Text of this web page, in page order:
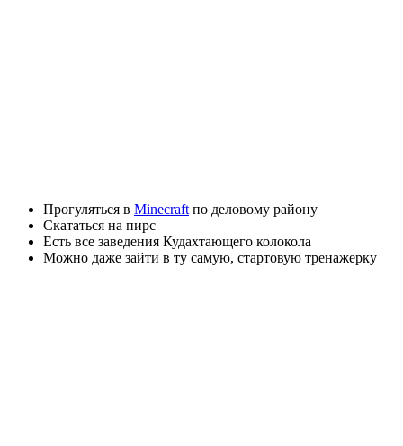
Прогуляться в Minecraft по деловому району
Скататься на пирс
Есть все заведения Кудахтающего колокола
Можно даже зайти в ту самую, стартовую тренажерку